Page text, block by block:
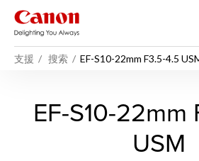
支援 搜索 EF-S10-22mm F3.5-4.5
EF-S10-22mm
USM